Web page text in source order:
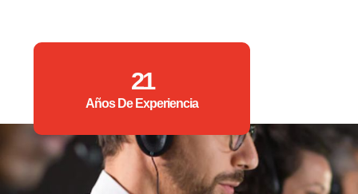
21
Años De Experiencia